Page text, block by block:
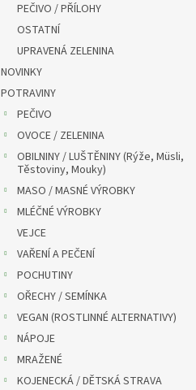
PEČIVO / PŘÍLOHY
OSTATNÍ
UPRAVENÁ ZELENINA
NOVINKY
POTRAVINY
PEČIVO
OVOCE / ZELENINA
OBILNINY / LUŠTĚNINY (Rýže, Müsli,
Těstoviny, Mouky)
MASO / MASNÉ VÝROBKY
MLÉČNÉ VÝROBKY
VEJCE
VAŘENÍ A PEČENÍ
POCHUTINY
OŘECHY / SEMÍNKA
VEGAN (ROSTLINNÉ ALTERNATIVY)
NÁPOJE
MRAŽENÉ
KOJENECKÁ / DĚTSKÁ STRAVA